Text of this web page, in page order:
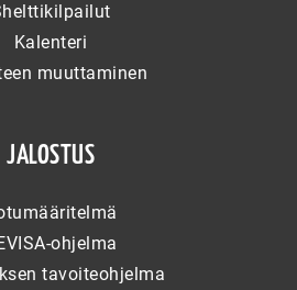
Kalenteri
muuttaminen
JALOSTUS
ohjelma
tavoiteohjelma